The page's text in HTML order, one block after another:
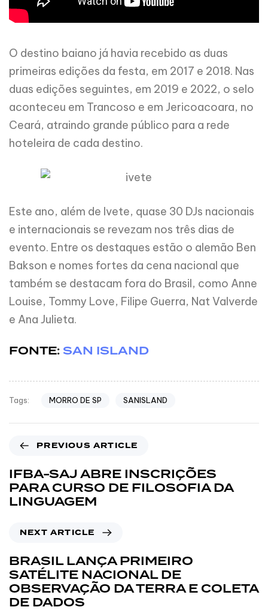
O destino baiano já havia recebido as duas
primeiras edições da festa, em 2017 e 2018. Nas
duas edições seguintes, em 2019 e 2022, o selo
aconteceu em Trancoso e em Jericoacoara, no
Ceará, atraindo grande público para a rede
hoteleira de cada destino.
Este ano, além de Ivete, quase 30 DJs nacionais
e internacionais se revezam nos três dias de
evento. Entre os destaques estão o alemão Ben
Bakson e nomes fortes da cena nacional que
também se destacam fora do Brasil, como Anne
Louise, Tommy Love, Filipe Guerra, Nat Valverde
e Ana Julieta.
FONTE:SAN ISLAND
Tags: MORRO DE SP SANISLAND
PREVIOUS ARTICLE
IFBA-SAJ ABRE INSCRIÇÕES
PARA CURSO DE FILOSOFIA DA
LINGUAGEM
NEXT ARTICLE
BRASIL LANÇA PRIMEIRO
SATÉLITE NACIONAL DE
OBSERVAÇÃO DA TERRA E COLETA
DE DADOS